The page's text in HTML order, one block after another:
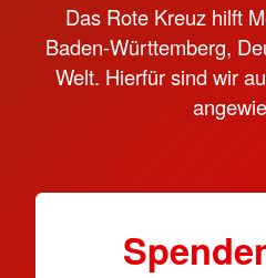
Das Rote Kreuz hilft
Baden-Württemberg,
Welt. Hierfür sind wir